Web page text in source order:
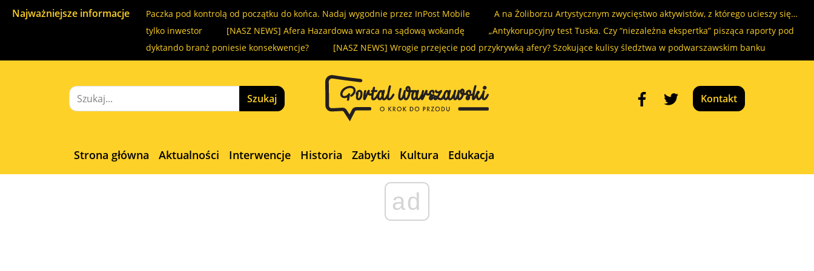
Najważniejsze informacje Paczka pod kontrolą od początku do końca. Nadaj wygodnie przez InPost Mobile
A na Żoliborzu Artystycznym zwycięstwo aktywistów, z którego ucieszy się…
tylko inwestor
[NASZ NEWS] Afera Hazardowa wraca na sądową wokandę
„Antykorupcyjny test Tuska. Czy “niezależna ekspertka” pisząca raporty pod
dyktando branż poniesie konsekwencje?
[NASZ NEWS] Wrogie przejęcie pod przykrywką afery? Szokujące kulisy śledztwa w podwarszawskim banku
Kontakt
Strona główna Aktualności Interwencje Historia Zabytki Kultura Edukacja
ad